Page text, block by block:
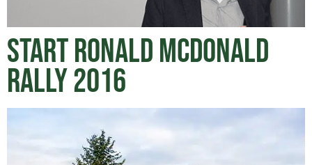
Start Ronald McDonald
rally 2016